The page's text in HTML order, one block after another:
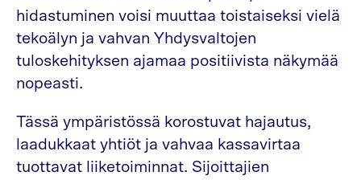
hidastuminen voisi muuttaa toistaiseksi vielä
tekoälyn ja vahvan Yhdysvaltojen
tuloskehityksen ajamaa positiivista näkymää
nopeasti.
Tässä ympäristössä korostuvat hajautus,
laadukkaat yhtiöt ja vahvaa kassavirtaa
tuottavat liiketoiminnat. Sijoittajien